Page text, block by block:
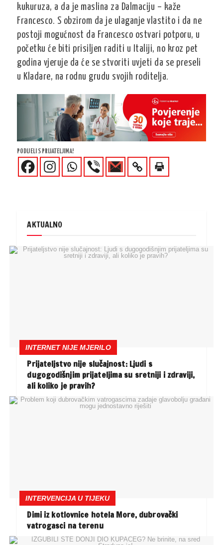
kukuruza, a da je maslina za Dalmaciju – kaže
Francesco. S obzirom da je ulaganje vlastito i da ne
postoji mogućnost da Francesco ostvari potporu, u
početku će biti prisiljen raditi u Italiji, no kroz pet
godina vjeruje da će se stvoriti uvjeti da se preseli
u Kladare, na rodnu grudu svojih roditelja.
PODIJELI S PRIJATELJIMA!
AKTUALNO
INTERNET NIJE MJERILO
Prijateljstvo nije slučajnost: Ljudi s
dugogodišnjim prijateljima su sretniji i zdraviji,
ali koliko je pravih?
INTERVENCIJA U TIJEKU
Dimi iz kotlovnice hotela More, dubrovački
vatrogasci na terenu